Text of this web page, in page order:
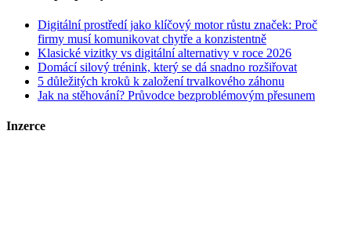
Digitální prostředí jako klíčový motor růstu značek: Proč
firmy musí komunikovat chytře a konzistentně
Klasické vizitky vs digitální alternativy v roce 2026
Domácí silový trénink, který se dá snadno rozšiřovat
5 důležitých kroků k založení trvalkového záhonu
Jak na stěhování? Průvodce bezproblémovým přesunem
Inzerce